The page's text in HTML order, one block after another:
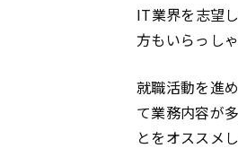
IT業界を志望
方もいらっし
就職活動を進
て業務内容が
とをオススメし